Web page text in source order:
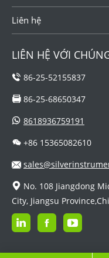
Liên hệ
LIÊN HỆ VỚI
86-25-52155837
86-25-68650347
8618936759191
+86 15365082610
No. 108 Jiangdong
City, Jiangsu